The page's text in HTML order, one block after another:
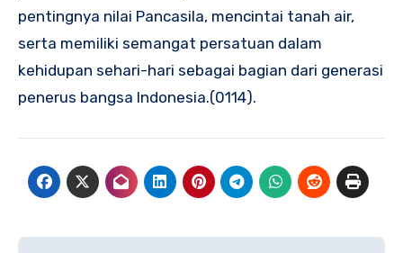
pentingnya nilai Pancasila, mencintai tanah air,
serta memiliki semangat persatuan dalam
kehidupan sehari-hari sebagai bagian dari generasi
penerus bangsa Indonesia.(0114).